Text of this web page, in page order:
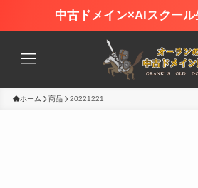
中古ドメイン×AIスクー
ホーム 商品 20221221